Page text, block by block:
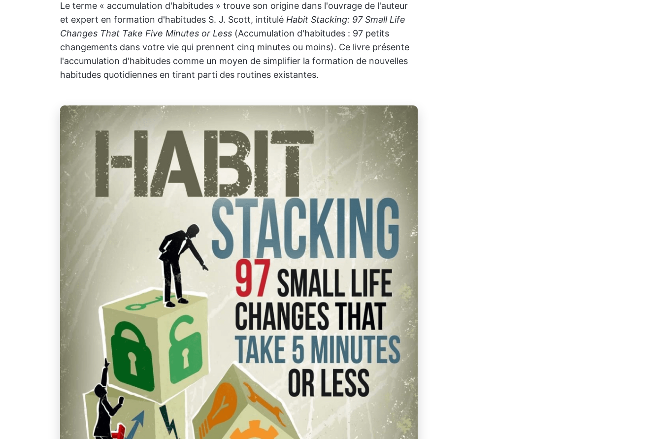
Le terme « accumulation d'habitudes » trouve son origine dans l'ouvrage de l'auteur
et expert en formation d'habitudes S. J. Scott, intitulé Habit Stacking: 97 Small Life
Changes That Take Five Minutes or Less (Accumulation d'habitudes : 97 petits
changements dans votre vie qui prennent cinq minutes ou moins). Ce livre présente
l'accumulation d'habitudes comme un moyen de simplifier la formation de nouvelles
habitudes quotidiennes en tirant parti des routines existantes.